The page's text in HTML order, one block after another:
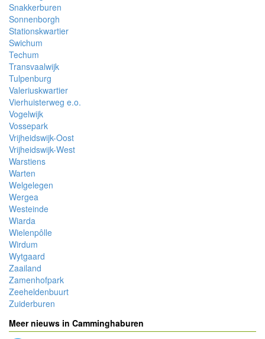
Snakkerburen
Sonnenborgh
Stationskwartier
Swichum
Techum
Transvaalwijk
Tulpenburg
Valeriuskwartier
Vierhuisterweg e.o.
Vogelwijk
Vossepark
Vrijheidswijk-Oost
Vrijheidswijk-West
Warstiens
Warten
Welgelegen
Wergea
Westeinde
Wiarda
Wielenpôlle
Wirdum
Wytgaard
Zaailand
Zamenhofpark
Zeeheldenbuurt
Zuiderburen
Meer nieuws in Camminghaburen